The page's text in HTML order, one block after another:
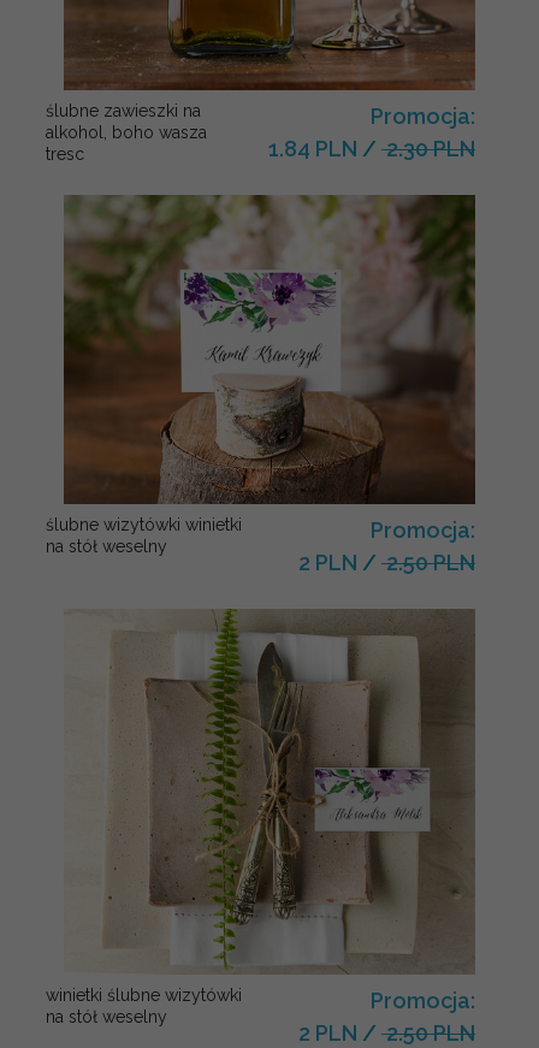
ślubne zawieszki na
alkohol, boho wasza
tresc
Promocja:
1.84 PLN / 2.30 PLN
ślubne wizytówki winietki
na stół weselny
Promocja:
2 PLN / 2.50 PLN
winietki ślubne wizytówki
na stół weselny
Promocja:
2 PLN / 2.50 PLN